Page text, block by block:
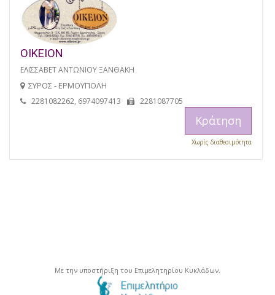
ΟΙΚΕΙΟΝ
ΕΛΙΣΣΑΒΕΤ ΑΝΤΩΝΙΟΥ ΞΑΝΘΑΚΗ
ΣΥΡΟΣ - ΕΡΜΟΥΠΟΛΗ
2281082262, 6974097413 2281087705
Κράτηση
Χωρίς διαθεσιμότητα
Με την υποστήριξη του Επιμελητηρίου Κυκλάδων.